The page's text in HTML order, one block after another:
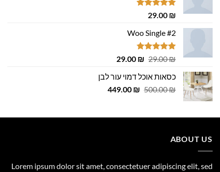
דורג5.00
29.00 ₪
Woo Single #2
דורג4.75
29.00₪
המחיר
היה:
29.00 ₪.
29.00 ₪
המחיר
הוא:
29.00 ₪.
כסאות אוכל דמוי עור לבן
500.00₪
המחיר
500.00 ₪.
449.00 ₪
המחיר
449.00 ₪.
ABOUT US
Lorem ipsum dolor sit amet, consectetuer adipiscing elit, sed